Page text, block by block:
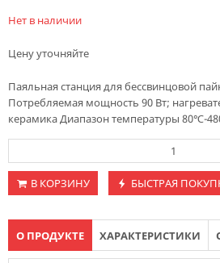
Нет в наличии
Цену уточняйте
Паяльная станция для бессвинцовой
Потребляемая мощность 90 Вт;
керамика Диапазон температуры 80℃-
В КОРЗИНУ
БЫСТРАЯ
О ПРОДУКТЕ ХАРАКТЕРИСТИКИ